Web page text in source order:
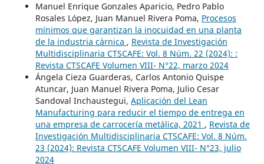
Manuel Enrique Gonzales Aparicio, Pedro Pablo
Rosales López, Juan Manuel Rivera Poma, Procesos
mínimos que garantizan la inocuidad en una planta
de la industria cárnica , Revista de Investigación
Multidisciplinaria CTSCAFE: Vol. 8 Núm. 22 (2024): :
Revista CTSCAFE Volumen VIII- N°22, marzo 2024
Ángela Cieza Guarderas, Carlos Antonio Quispe
Atuncar, Juan Manuel Rivera Poma, Julio Cesar
Sandoval Inchaustegui, Aplicación del Lean
Manufacturing para reducir el tiempo de entrega en
una empresa de carrocería metálica, 2021 , Revista de
Investigación Multidisciplinaria CTSCAFE: Vol. 8 Núm.
23 (2024): Revista CTSCAFE Volumen VIII- N°23, julio
2024